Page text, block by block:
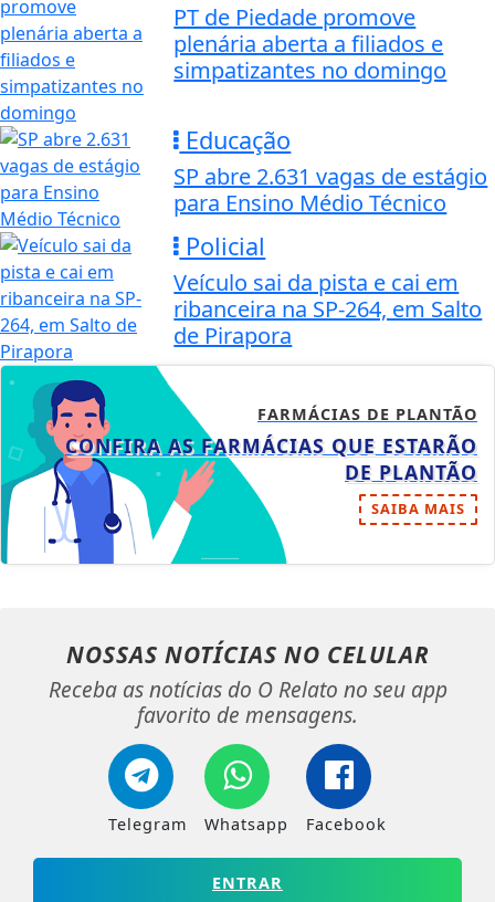
PT de Piedade promove
plenária aberta a filiados e
simpatizantes no domingo
Educação
SP abre 2.631 vagas de estágio
para Ensino Médio Técnico
Policial
Veículo sai da pista e cai em
ribanceira na SP-264, em Salto
de Pirapora
FARMÁCIAS DE PLANTÃO
CONFIRA AS FARMÁCIAS QUE ESTARÃO
DE PLANTÃO
SAIBA MAIS
NOSSAS NOTÍCIAS NO CELULAR
Receba as notícias do O Relato no seu app
favorito de mensagens.
Telegram Whatsapp Facebook
ENTRAR